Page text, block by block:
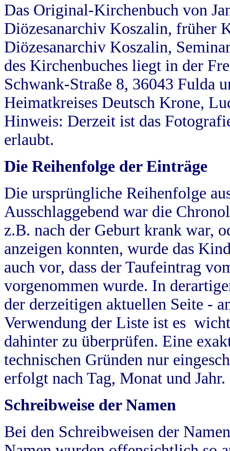
Das Original-Kirchenbuch von
Diözesanarchiv Koszalin, früher
Diözesanarchiv Koszalin,
des Kirchenbuches liegt in der
Schwank-Straße 8, 36043 Fulda
Heimatkreises Deutsch Krone,
Hinweis: Derzeit ist das
erlaubt.
Die Reihenfolge der Einträge
Die ursprüngliche Reihenfolge
Ausschlaggebend war die
z.B. nach der Geburt krank war,
anzeigen konnten, wurde das
auch vor, dass der Taufeintrag
vorgenommen wurde. In
der derzeitigen aktuellen Seite -
Verwendung der Liste ist es
dahinter zu überprüfen. Eine
technischen Gründen nur
erfolgt nach Tag, Monat und Jahr.
Schreibweise der Namen
Bei den Schreibweisen der